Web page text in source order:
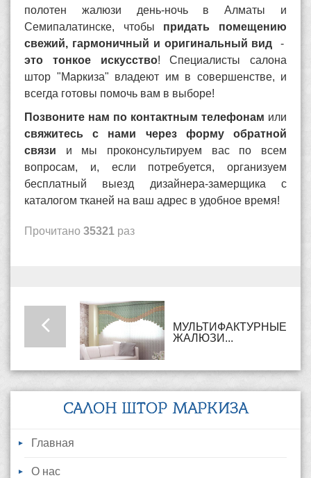
полотен жалюзи день-ночь в Алматы и
Семипалатинске, чтобы придать помещению
свежий, гармоничный и оригинальный вид -
это тонкое искусство! Специалисты салона
штор "Маркиза" владеют им в совершенстве, и
всегда готовы помочь вам в выборе!
Позвоните нам по контактным телефонам или
свяжитесь с нами через форму обратной
связи и мы проконсультируем вас по всем
вопросам, и, если потребуется, организуем
бесплатный выезд дизайнера-замерщика с
каталогом тканей на ваш адрес в удобное время!
Прочитано 35321 раз
МУЛЬТИФАКТУРНЫЕ
ЖАЛЮЗИ...
САЛОН ШТОР МАРКИЗА
Главная
О нас